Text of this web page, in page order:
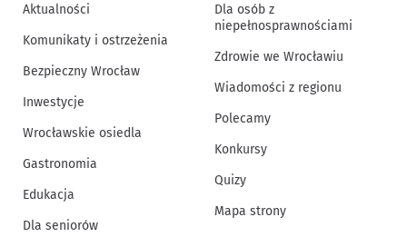
Aktualności
Komunikaty i ostrzeżenia
Bezpieczny Wrocław
Inwestycje
Wrocławskie osiedla
Gastronomia
Edukacja
Dla seniorów
Dla osób z
niepełnosprawnościami
Zdrowie we Wrocławiu
Wiadomości z regionu
Polecamy
Konkursy
Quizy
Mapa strony